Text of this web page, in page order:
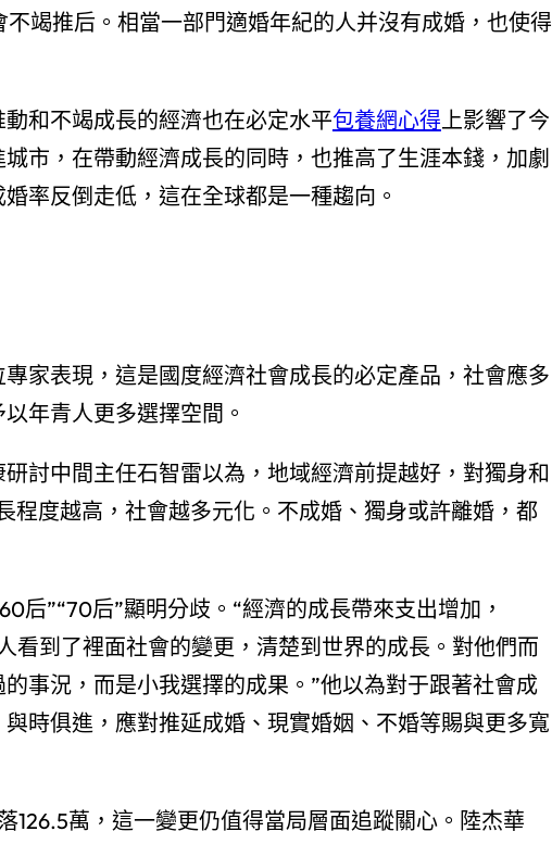
竭推后。相當一部門適婚年紀的人并沒有成婚，也使得
和不竭成長的經濟也在必定水平包養網心得上影響了今
市，在帶動經濟成長的同時，也推高了生涯本錢，加劇
率反倒走低，這在全球都是一種趨向。
表現，這是國度經濟社會成長的必定產品，社會應多
年青人更多選擇空間。
中間主任石智雷以為，地域經濟前提越好，對獨身和
程度越高，社會越多元化。不成婚、獨身或許離婚，都
”“70后”顯明分歧。“經濟的成長帶來支出增加，
看到了裡面社會的變更，清楚到世界的成長。對他們而
事況，而是小我選擇的成果。”他以為對于跟著社會成
時俱進，應對推延成婚、現實婚姻、不婚等賜與更多寬
萬，這一變更仍值得當局層面追蹤關心。陸杰華